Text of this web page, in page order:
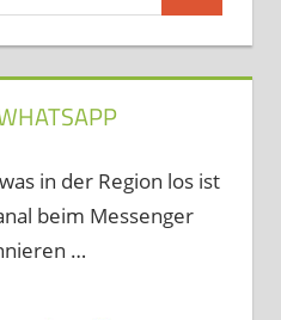
in der Region los ist
beim Messenger
…